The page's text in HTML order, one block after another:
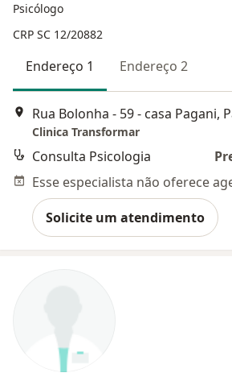
Psicólogo
CRP SC 12/20882
Endereço 1 Endereço 2
Rua Bolonha - 59 - casa Pagani,
Clinica Transformar
Consulta Psicologia
Solicite um atendimento